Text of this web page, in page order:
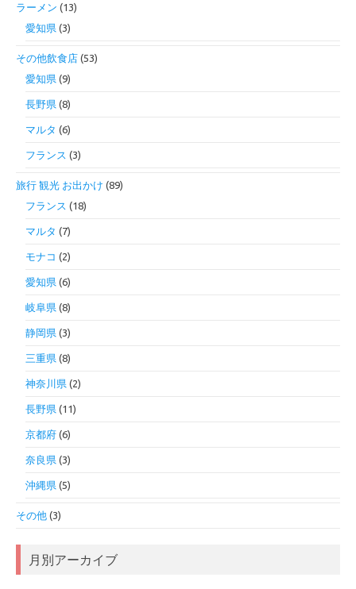
ラーメン (13)
愛知県 (3)
その他飲食店 (53)
愛知県 (9)
長野県 (8)
マルタ (6)
フランス (3)
旅行 観光 お出かけ (89)
フランス (18)
マルタ (7)
モナコ (2)
愛知県 (6)
岐阜県 (8)
静岡県 (3)
三重県 (8)
神奈川県 (2)
長野県 (11)
京都府 (6)
奈良県 (3)
沖縄県 (5)
その他 (3)
月別アーカイブ